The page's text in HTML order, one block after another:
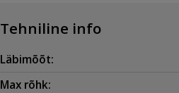
Tehniline info
Läbimõõt:
Max rõhk: